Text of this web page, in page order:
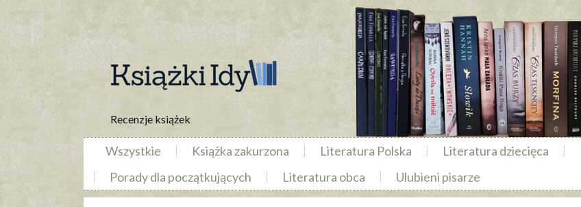
Recenzje książek
Wszystkie Książka zakurzona Literatura Polska Literatura dziecięca
Porady dla początkujących
Literatura obca Ulubieni pisarze